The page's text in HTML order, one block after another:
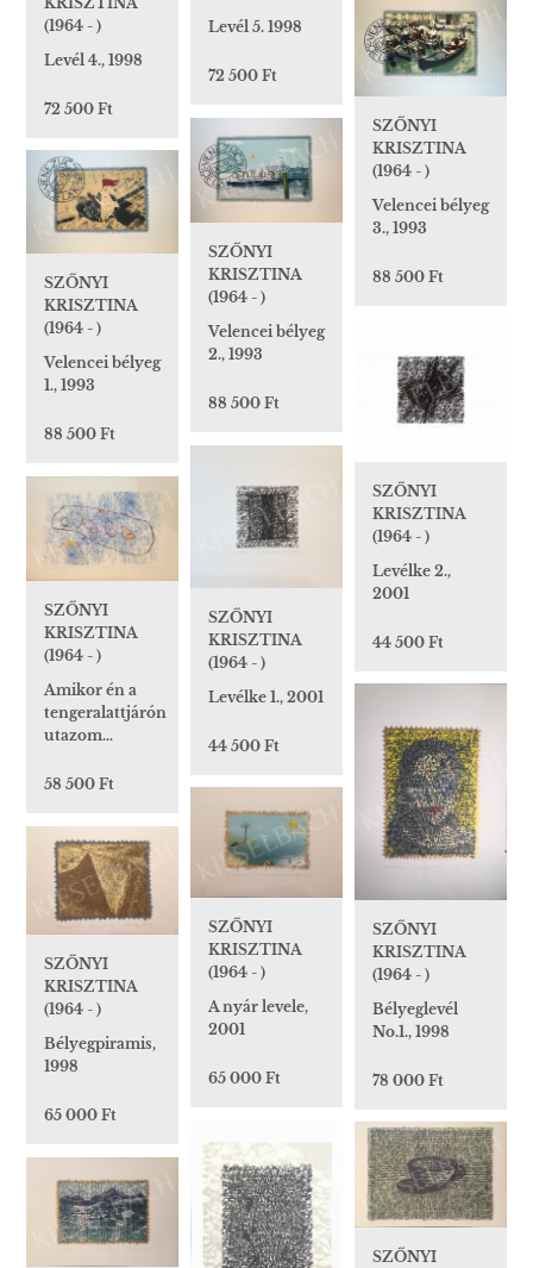
(1964 - )
Levél 4., 1998
72 500 Ft
Levél 5. 1998
72 500 Ft
SZŐNYI
KRISZTINA
(1964 - )
Velencei bélyeg
3., 1993
88 500 Ft
SZŐNYI
KRISZTINA
(1964 - )
Velencei bélyeg
2., 1993
88 500 Ft
SZŐNYI
KRISZTINA
(1964 - )
Velencei bélyeg
1., 1993
88 500 Ft
SZŐNYI
KRISZTINA
(1964 - )
Levélke 2.,
2001
44 500 Ft
SZŐNYI
KRISZTINA
(1964 - )
Levélke 1., 2001
44 500 Ft
SZŐNYI
KRISZTINA
(1964 - )
Amikor én a
tengeralattjárón
utazom…
58 500 Ft
SZŐNYI
KRISZTINA
(1964 - )
Bélyeglevél
No.1., 1998
78 000 Ft
SZŐNYI
KRISZTINA
(1964 - )
A nyár levele,
2001
65 000 Ft
SZŐNYI
KRISZTINA
(1964 - )
Bélyegpiramis,
1998
65 000 Ft
SZŐNYI